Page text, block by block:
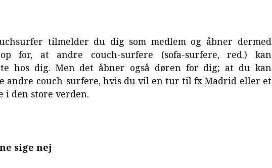
tilmelder du dig som medlem og åbner dermed
for, at andre couch-surfere (sofa-surfere, red.) kan
hos dig. Men det åbner også døren for dig; at du kan
andre couch-surfere, hvis du vil en tur til fx Madrid eller et
i den store verden.
sige nej